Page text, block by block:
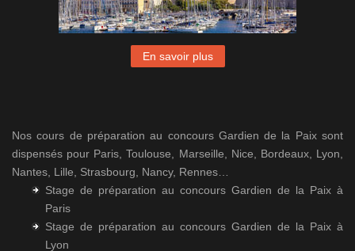
En savoir plus
Nos cours de préparation au concours Gardien de la Paix sont
dispensés pour Paris, Toulouse, Marseille, Nice, Bordeaux, Lyon,
Nantes, Lille, Strasbourg, Nancy, Rennes…
Stage de préparation au concours Gardien de la Paix à
Paris
Stage de préparation au concours Gardien de la Paix à
Lyon